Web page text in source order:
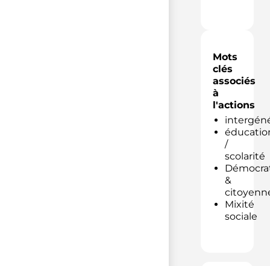
Mots
clés
associés
à
l'actions
/
scolarité
&
Mixité
sociale